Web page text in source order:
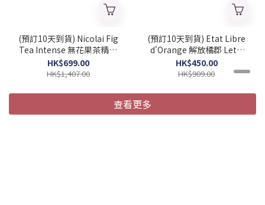
(預訂10天到貨) Nicolai Fig
Tea Intense 無花果茶精粹
中性濃香水 100ml (簡裝)
(2026 新款)
HK$699.00
HK$1,407.00
(預訂10天到貨) Etat Libre
d'Orange 解放橘郡 Let's
Pretend 陪我演完 中性濃
香水 50ml (2026 新款)
3760168594281)
HK$450.00
HK$909.00
查看更多